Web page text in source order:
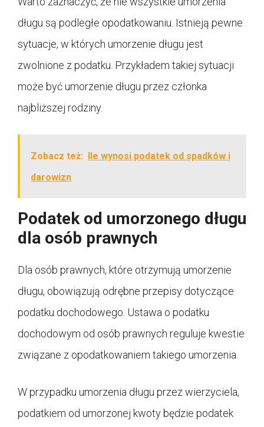
długu są podległe opodatkowaniu. Istnieją pewne
sytuacje, w których umorzenie długu jest
zwolnione z podatku. Przykładem takiej sytuacji
może być umorzenie długu przez członka
najbliższej rodziny.
Zobacz też: Ile wynosi podatek od spadków i
darowizn
Podatek od umorzonego długu
dla osób prawnych
Dla osób prawnych, które otrzymują umorzenie
długu, obowiązują odrębne przepisy dotyczące
podatku dochodowego. Ustawa o podatku
dochodowym od osób prawnych reguluje kwestie
związane z opodatkowaniem takiego umorzenia.
W przypadku umorzenia długu przez wierzyciela,
podatkiem od umorzonej kwoty będzie podatek